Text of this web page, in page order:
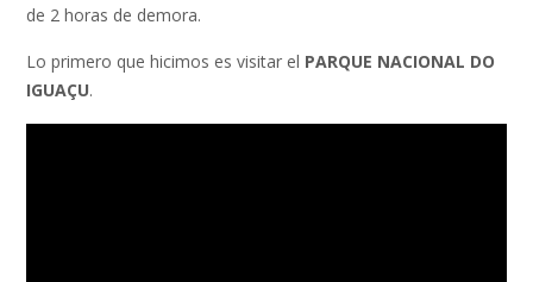
de 2 horas de demora.
Lo primero que hicimos es visitar el PARQUE NACIONAL DO
IGUAÇU.